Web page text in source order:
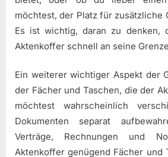
möchtest, der Platz für zusätzliche
Es ist wichtig, daran zu denken,
Aktenkoffer schnell an seine
Ein weiterer wichtiger Aspekt der
der Fächer und Taschen, die der
möchtest wahrscheinlich
Dokumenten separat
Verträge, Rechnungen und
Aktenkoffer genügend Fächer und